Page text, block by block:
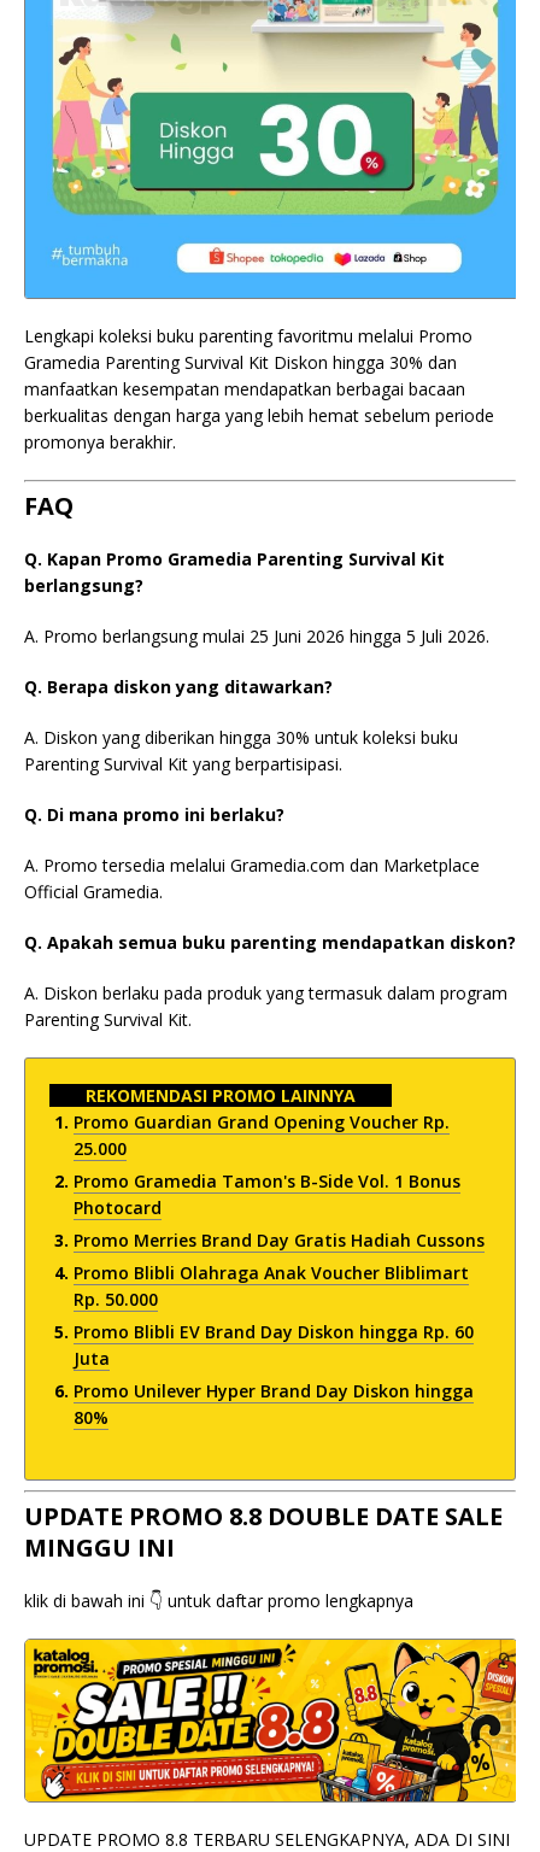
Lengkapi koleksi buku parenting favoritmu melalui Promo
Gramedia Parenting Survival Kit Diskon hingga 30% dan
manfaatkan kesempatan mendapatkan berbagai bacaan
berkualitas dengan harga yang lebih hemat sebelum periode
promonya berakhir.
FAQ
Q. Kapan Promo Gramedia Parenting Survival Kit
berlangsung?
A. Promo berlangsung mulai 25 Juni 2026 hingga 5 Juli 2026.
Q. Berapa diskon yang ditawarkan?
A. Diskon yang diberikan hingga 30% untuk koleksi buku
Parenting Survival Kit yang berpartisipasi.
Q. Di mana promo ini berlaku?
A. Promo tersedia melalui Gramedia.com dan Marketplace
Official Gramedia.
Q. Apakah semua buku parenting mendapatkan diskon?
A. Diskon berlaku pada produk yang termasuk dalam program
Parenting Survival Kit.
REKOMENDASI PROMO LAINNYA
Promo Guardian Grand Opening Voucher Rp.
25.000
Promo Gramedia Tamon's B-Side Vol. 1 Bonus
Photocard
Promo Merries Brand Day Gratis Hadiah Cussons
Promo Blibli Olahraga Anak Voucher Bliblimart
Rp. 50.000
Promo Blibli EV Brand Day Diskon hingga Rp. 60
Juta
Promo Unilever Hyper Brand Day Diskon hingga
80%
UPDATE PROMO 8.8 DOUBLE DATE SALE
MINGGU INI
klik di bawah ini 👇 untuk daftar promo lengkapnya
UPDATE PROMO 8.8 TERBARU SELENGKAPNYA, ADA DI SINI